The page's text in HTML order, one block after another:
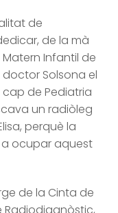
de
de la mà
Matern Infantil de
Solsona el
de Pediatria
un radiòleg
perquè la
ocupar aquest
de la Cinta de
Radiodiagnòstic,